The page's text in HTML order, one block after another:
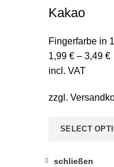
Kakao
Fingerfarbe in
1,99 € – 3,49 €
incl. VAT
zzgl.
SELECT
schließen